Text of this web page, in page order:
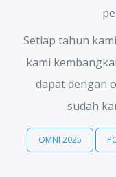
Setiap tahun
kami
dapat dengan
sudah
OMNI 2025